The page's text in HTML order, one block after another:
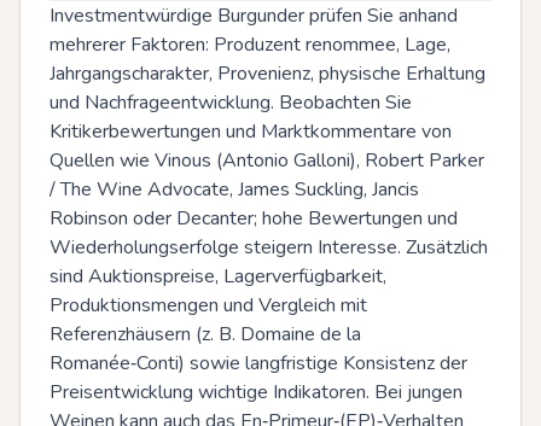
Investmentwürdige Burgunder prüfen Sie anhand
mehrerer Faktoren: Produzent renommee, Lage,
Jahrgangscharakter, Provenienz, physische Erhaltung
und Nachfrageentwicklung. Beobachten Sie
Kritikerbewertungen und Marktkommentare von
Quellen wie Vinous (Antonio Galloni), Robert Parker
/ The Wine Advocate, James Suckling, Jancis
Robinson oder Decanter; hohe Bewertungen und
Wiederholungserfolge steigern Interesse. Zusätzlich
sind Auktionspreise, Lagerverfügbarkeit,
Produktionsmengen und Vergleich mit
Referenzhäusern (z. B. Domaine de la
Romanée‑Conti) sowie langfristige Konsistenz der
Preisentwicklung wichtige Indikatoren. Bei jungen